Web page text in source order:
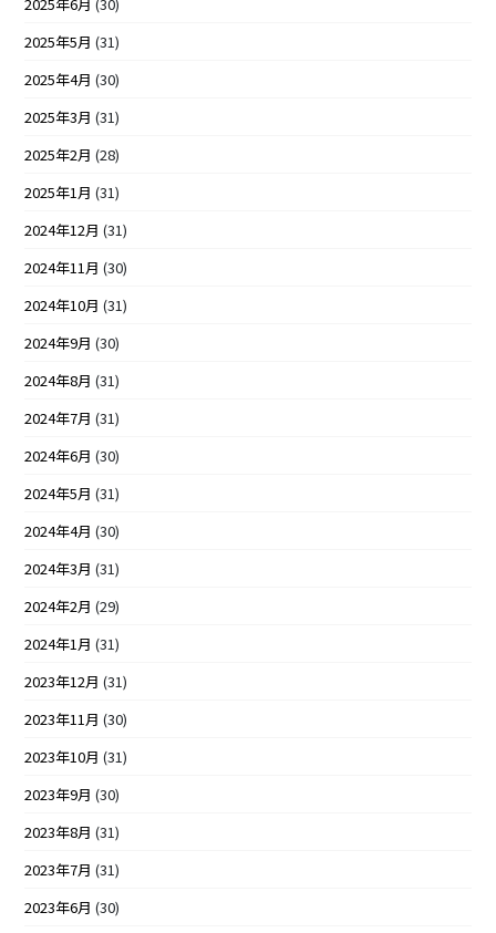
2025年6月 (30)
2025年5月 (31)
2025年4月 (30)
2025年3月 (31)
2025年2月 (28)
2025年1月 (31)
2024年12月 (31)
2024年11月 (30)
2024年10月 (31)
2024年9月 (30)
2024年8月 (31)
2024年7月 (31)
2024年6月 (30)
2024年5月 (31)
2024年4月 (30)
2024年3月 (31)
2024年2月 (29)
2024年1月 (31)
2023年12月 (31)
2023年11月 (30)
2023年10月 (31)
2023年9月 (30)
2023年8月 (31)
2023年7月 (31)
2023年6月 (30)